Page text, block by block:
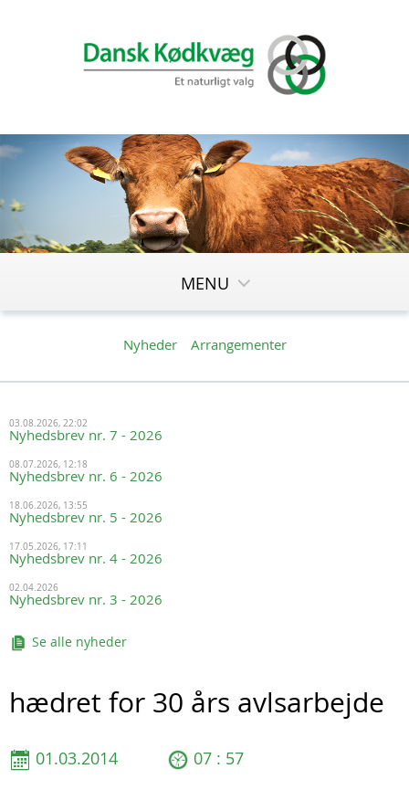
MENU
Nyheder Arrangementer
03.08.2026, 22:02
Nyhedsbrev nr. 7 - 2026
08.07.2026, 12:18
Nyhedsbrev nr. 6 - 2026
18.06.2026, 13:55
Nyhedsbrev nr. 5 - 2026
17.05.2026, 17:11
Nyhedsbrev nr. 4 - 2026
02.04.2026
Nyhedsbrev nr. 3 - 2026
Se alle nyheder
hædret for 30 års avlsarbejde
01.03.2014 07 : 57